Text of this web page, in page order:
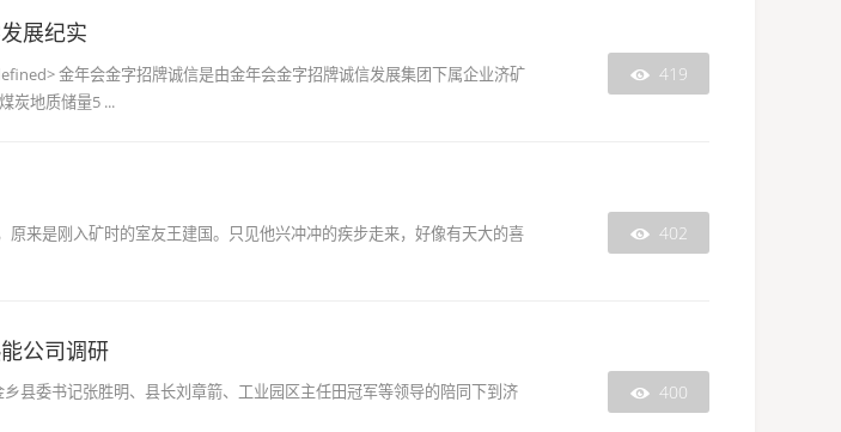
展纪实
金年会金字招牌诚信是由金年会金字招牌诚信发展集团下属企业济矿
炭地质储量5 ...
 419
来是刚入矿时的室友王建国。只见他兴冲冲的疾步走来，好像有天大的喜
 402
公司调研
县委书记张胜明、县长刘章箭、工业园区主任田冠军等领导的陪同下到济
 400